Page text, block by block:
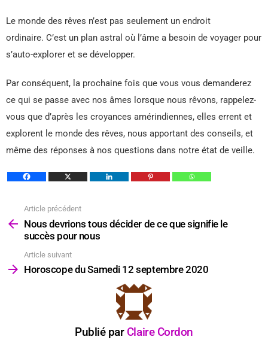
Le monde des rêves n’est pas seulement un endroit
ordinaire. C’est un plan astral où l’âme a besoin de voyager pour
s’auto-explorer et se développer.
Par conséquent, la prochaine fois que vous vous demanderez
ce qui se passe avec nos âmes lorsque nous rêvons, rappelez-
vous que d’après les croyances amérindiennes, elles errent et
explorent le monde des rêves, nous apportant des conseils, et
même des réponses à nos questions dans notre état de veille.
plus
Article précédent
Nous devrions tous décider de ce que signifie le
succès pour nous
Article suivant
Horoscope du Samedi 12 septembre 2020
Publié par Claire Cordon